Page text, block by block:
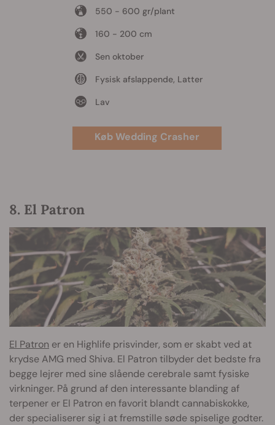
550 - 600 gr/plant
160 - 200 cm
Sen oktober
Fysisk afslappende, Latter
Lav
Køb Wedding Crasher
8. El Patron
El Patron er en Highlife prisvinder, som er skabt ved at
krydse AMG med Shiva. El Patron tilbyder det bedste fra
begge lejrer med sine slående cerebrale samt fysiske
virkninger. På grund af den interessante blanding af
terpener er El Patron en favorit blandt cannabiskokke,
der specialiserer sig i at fremstille søde spiselige godter.